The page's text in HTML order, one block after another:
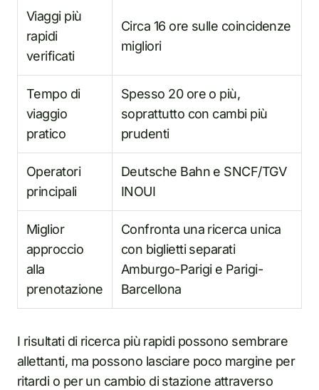
Viaggi più
rapidi
verificati
Circa 16 ore sulle coincidenze
migliori
Tempo di
viaggio
pratico
Spesso 20 ore o più,
soprattutto con cambi più
prudenti
Operatori
principali
Deutsche Bahn e SNCF/TGV
INOUI
Miglior
approccio
alla
prenotazione
Confronta una ricerca unica
con biglietti separati
Amburgo-Parigi e Parigi-
Barcellona
I risultati di ricerca più rapidi possono sembrare
allettanti, ma possono lasciare poco margine per
ritardi o per un cambio di stazione attraverso